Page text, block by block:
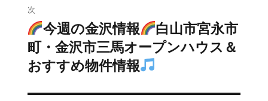
ー
シ
ョ
ン
次
次
の
投
今週の金沢情報
白山市宮永市
町・金沢市三馬オープンハウス＆
おすすめ物件情報